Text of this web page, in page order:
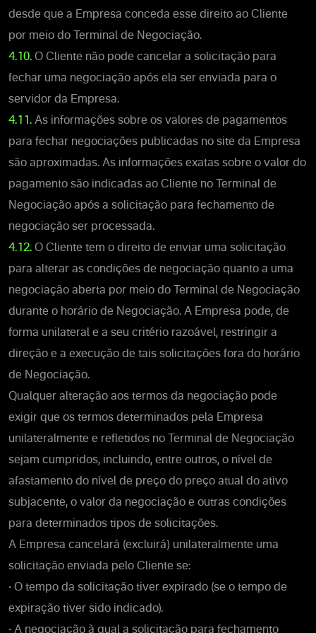
desde que a Empresa conceda esse direito ao Cliente
por meio do Terminal de Negociação.
4.10. O Cliente não pode cancelar a solicitação para
fechar uma negociação após ela ser enviada para o
servidor da Empresa.
4.11. As informações sobre os valores de pagamentos
para fechar negociações publicadas no site da Empresa
são aproximadas. As informações exatas sobre o valor do
pagamento são indicadas ao Cliente no Terminal de
Negociação após a solicitação para fechamento de
negociação ser processada.
4.12. O Cliente tem o direito de enviar uma solicitação
para alterar as condições de negociação quanto a uma
negociação aberta por meio do Terminal de Negociação
durante o horário de Negociação. A Empresa pode, de
forma unilateral e a seu critério razoável, restringir a
direção e a execução de tais solicitações fora do horário
de Negociação.
Qualquer alteração aos termos da negociação pode
exigir que os termos determinados pela Empresa
unilateralmente e refletidos no Terminal de Negociação
sejam cumpridos, incluindo, entre outros, o nível de
afastamento do nível de preço do preço atual do ativo
subjacente, o valor da negociação e outras condições
para determinados tipos de solicitações.
A Empresa cancelará (excluirá) unilateralmente uma
solicitação enviada pelo Cliente se:
• O tempo da solicitação tiver expirado (se o tempo de
expiração tiver sido indicado).
• A negociação à qual a solicitação para fechamento